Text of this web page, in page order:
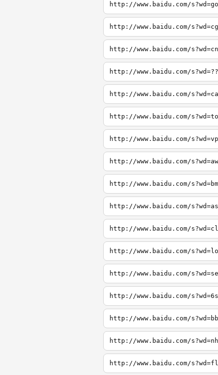
http://www.baidu.com/
http://www.baidu.com/
http://www.baidu.com/
http://www.baidu.com/
http://www.baidu.com/
http://www.baidu.com/
http://www.baidu.com/
http://www.baidu.com/
http://www.baidu.com/
http://www.baidu.com/
http://www.baidu.com/
http://www.baidu.com/
http://www.baidu.com/
http://www.baidu.com/
http://www.baidu.com/
http://www.baidu.com/
http://www.baidu.com/